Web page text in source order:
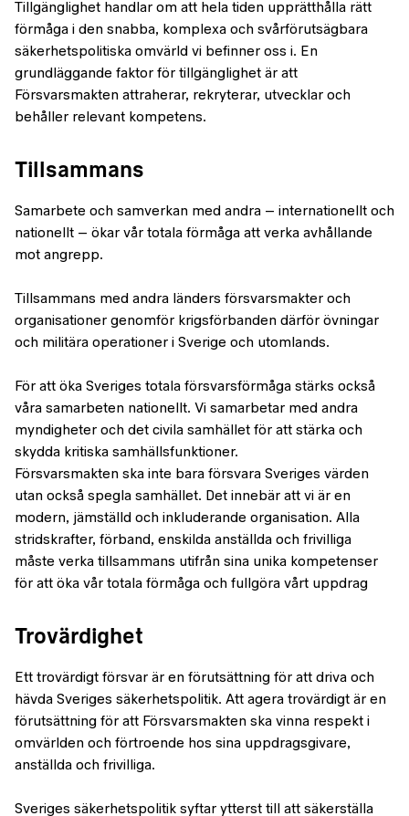
Tillgänglighet handlar om att hela tiden upprätthålla rätt
förmåga i den snabba, komplexa och svårförutsägbara
säkerhetspolitiska omvärld vi befinner oss i. En
grundläggande faktor för tillgänglighet är att
Försvarsmakten attraherar, rekryterar, utvecklar och
behåller relevant kompetens.
Tillsammans
Samarbete och samverkan med andra – internationellt och
nationellt – ökar vår totala förmåga att verka avhållande
mot angrepp.
Tillsammans med andra länders försvarsmakter och
organisationer genomför krigsförbanden därför övningar
och militära operationer i Sverige och utomlands.
För att öka Sveriges totala försvarsförmåga stärks också
våra samarbeten nationellt. Vi samarbetar med andra
myndigheter och det civila samhället för att stärka och
skydda kritiska samhällsfunktioner.
Försvarsmakten ska inte bara försvara Sveriges värden
utan också spegla samhället. Det innebär att vi är en
modern, jämställd och inkluderande organisation. Alla
stridskrafter, förband, enskilda anställda och frivilliga
måste verka tillsammans utifrån sina unika kompetenser
för att öka vår totala förmåga och fullgöra vårt uppdrag
Trovärdighet
Ett trovärdigt försvar är en förutsättning för att driva och
hävda Sveriges säkerhetspolitik. Att agera trovärdigt är en
förutsättning för att Försvarsmakten ska vinna respekt i
omvärlden och förtroende hos sina uppdragsgivare,
anställda och frivilliga.
Sveriges säkerhetspolitik syftar ytterst till att säkerställa